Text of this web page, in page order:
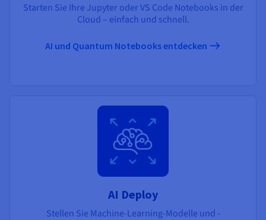
Starten Sie Ihre Jupyter oder VS Code Notebooks in der
Cloud – einfach und schnell.
AI und Quantum Notebooks entdecken
AI Deploy
Stellen Sie Machine-Learning-Modelle und -